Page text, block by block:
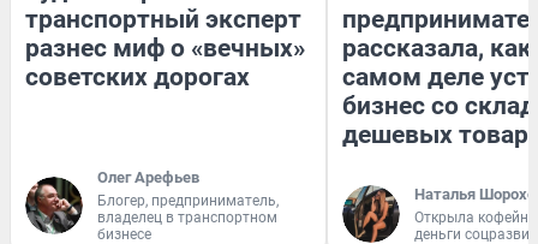
транспортный эксперт
разнес миф о «вечных»
советских дорогах
Олег Арефьев
Блогер, предприниматель,
владелец в транспортном
бизнесе
рассказала, как
самом деле
бизнес со
дешевых
Наталья
Открыла
деньги